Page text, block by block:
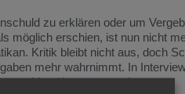
zu erklären oder um
möglich erschien, ist nun nicht
Kritik bleibt nicht aus, doch
mehr wahrnimmt. In
Versöhnungentstehen.